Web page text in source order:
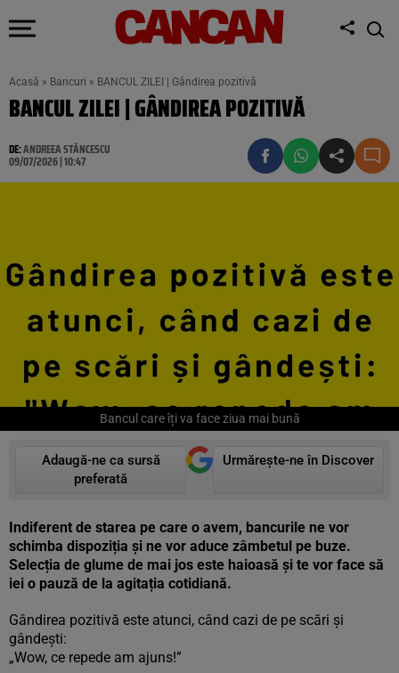
Acasă » Bancuri » BANCUL ZILEI | Gândirea pozitivă
BANCUL ZILEI | GÂNDIREA POZITIVĂ
DE:ANDREEA STĂNCESCU
09/07/2026 | 10:47
Bancul care îți va face ziua mai bună
Adaugă-ne ca sursă
preferată
Urmărește-ne în Discover
Indiferent de starea pe care o avem, bancurile ne vor
schimba dispoziția și ne vor aduce zâmbetul pe buze.
Selecția de glume de mai jos este haioasă și te vor face să
iei o pauză de la agitația cotidiană.
Gândirea pozitivă este atunci, când cazi de pe scări și
gândești:
„Wow, ce repede am ajuns!”